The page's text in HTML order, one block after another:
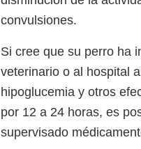
convulsiones.
Si cree que su perro ha
veterinario o al hospital
hipoglucemia y otros
por 12 a 24 horas, es
supervisado